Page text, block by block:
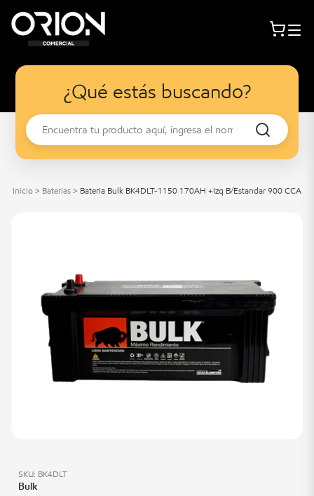
¿Qué estás buscando?
Inicio > Baterias > Bateria Bulk BK4DLT-1150 170AH +Izq B/Estandar 900 CCA
SKU: BK4DLT
Bulk